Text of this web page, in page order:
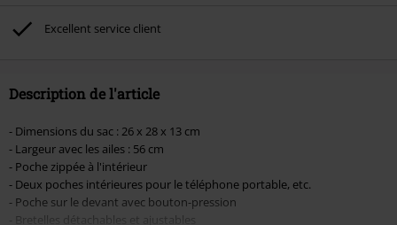
Broilers, Die Ärzte, Die Toten Hosen, Metality, les bons d'achat et les articles
incluant un don.
Excellent service client
Description de l'article
- Dimensions du sac : 26 x 28 x 13 cm
- Largeur avec les ailes : 56 cm
- Poche zippée à l'intérieur
- Deux poches intérieures pour le téléphone portable, etc.
- Poche sur le devant avec bouton-pression
- Bretelles détachables et ajustables